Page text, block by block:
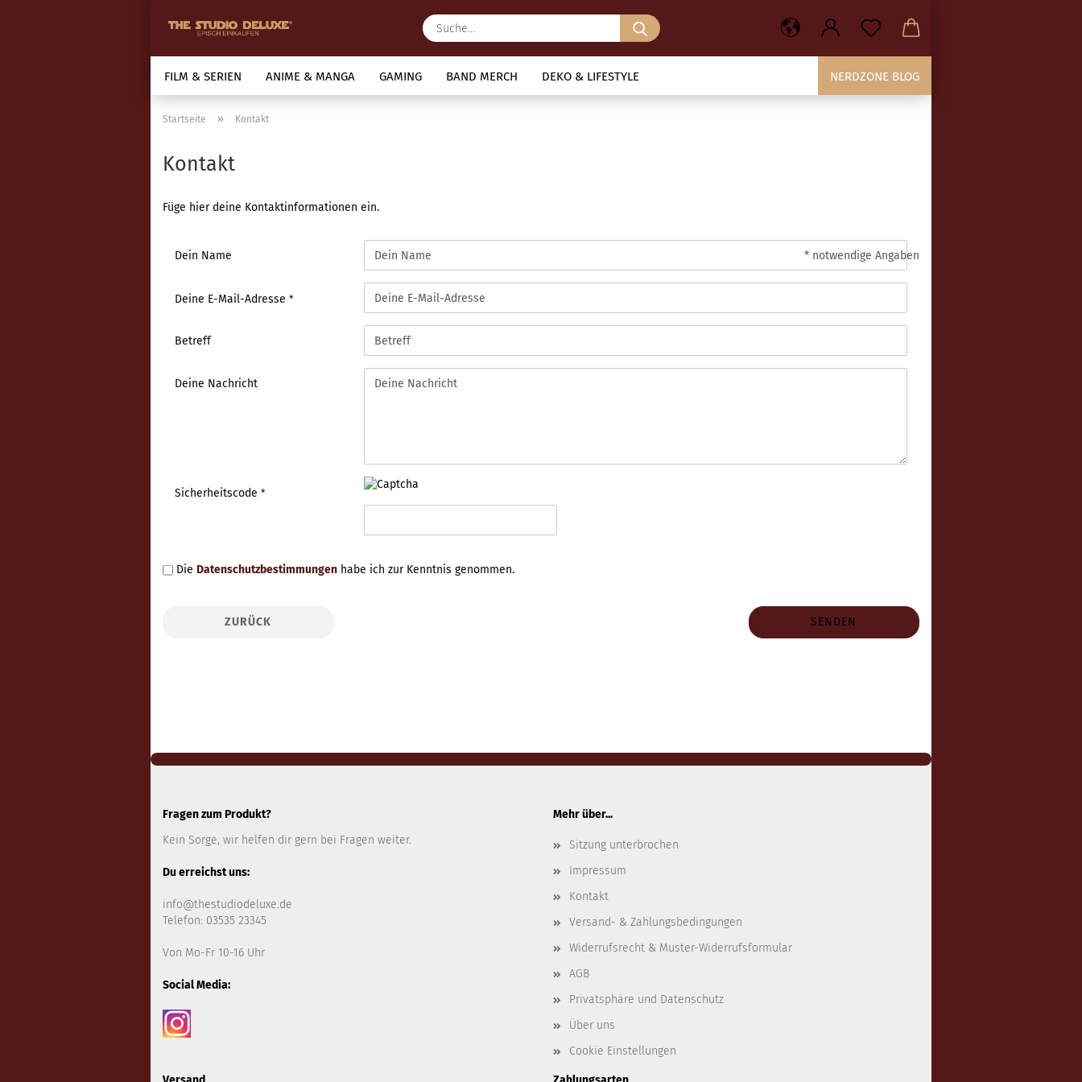
Suche...
FILM & SERIEN ANIME & MANGA GAMING BAND MERCH DEKO & LIFESTYLE NERDZONE BLOG
Startseite » Kontakt
Kontakt
Füge hier deine Kontaktinformationen ein.
KONTAKT
Dein Name
Deine E-Mail-Adresse
Betreff
Deine Nachricht
Sicherheitscode
DATENSCHUTZBESTIMMUNGEN
Die Datenschutzbestimmungen habe ich zur Kenntnis genommen.
ZURÜCK SENDEN
* notwendige Angaben
Fragen zum Produkt?
Kein Sorge, wir helfen dir gern bei Fragen weiter.
Du erreichst uns:
info@thestudiodeluxe.de
Telefon: 03535 23345
Von Mo-Fr 10-16 Uhr
Social Media:
Mehr über...
Sitzung unterbrochen
Impressum
Kontakt
Versand- & Zahlungsbedingungen
Widerrufsrecht & Muster-Widerrufsformular
AGB
Privatsphäre und Datenschutz
Über uns
Cookie Einstellungen